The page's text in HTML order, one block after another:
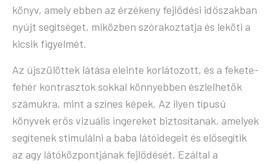
könyv, amely ebben az érzékeny fejlődési időszakban
nyújt segítséget, miközben szórakoztatja és leköti a
kicsik figyelmét.
Az újszülöttek látása eleinte korlátozott, és a fekete-
fehér kontrasztok sokkal könnyebben észlelhetők
számukra, mint a színes képek. Az ilyen típusú
könyvek erős vizuális ingereket biztosítanak, amelyek
segítenek stimulálni a baba látóidegeit és elősegítik
az agy látóközpontjának fejlődését. Ezáltal a